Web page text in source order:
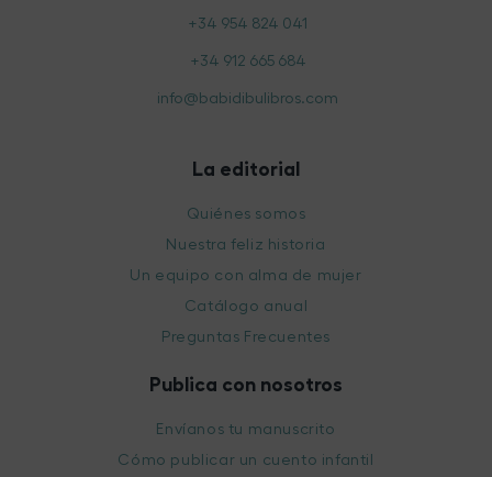
+34 954 824 041
+34 912 665 684
info@babidibulibros.com
La editorial
Quiénes somos
Nuestra feliz historia
Un equipo con alma de mujer
Catálogo anual
Preguntas Frecuentes
Publica con nosotros
Envíanos tu manuscrito
Cómo publicar un cuento infantil